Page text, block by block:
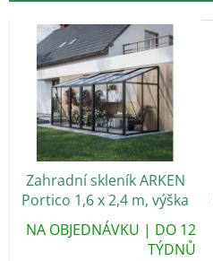
Zahradní skleník ARKEN
Portico 1,6 x 2,4 m, výška
248 cm, PC 6 mm
NA OBJEDNÁVKU | DO 12
TÝDNŮ